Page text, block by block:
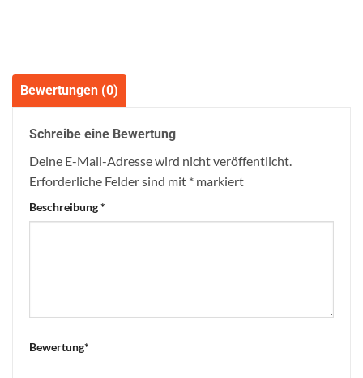
Bewertungen (0)
Schreibe eine Bewertung
Deine E-Mail-Adresse wird nicht veröffentlicht.
Erforderliche Felder sind mit * markiert
Beschreibung*
Bewertung*